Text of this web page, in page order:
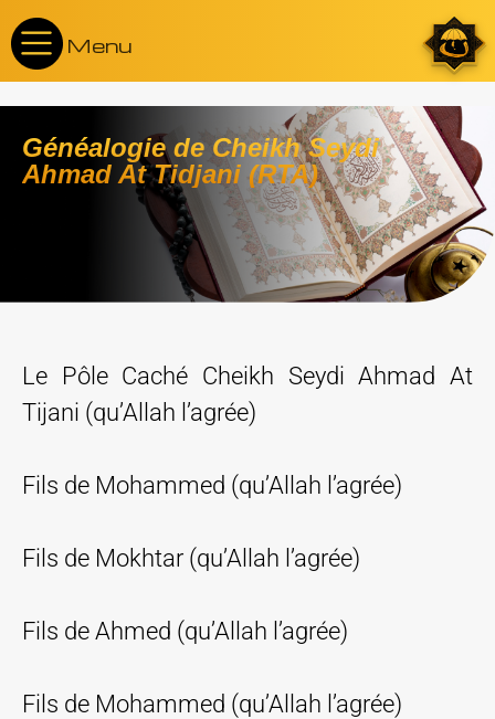
Menu
Généalogie de Cheikh Seydi
Ahmad At Tidjani (RTA)
Le Pôle Caché Cheikh Seydi Ahmad At
Tijani (qu’Allah l’agrée)
Fils de Mohammed (qu’Allah l’agrée)
Fils de Mokhtar (qu’Allah l’agrée)
Fils de Ahmed (qu’Allah l’agrée)
Fils de Mohammed (qu’Allah l’agrée)